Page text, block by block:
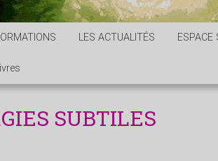
LES ACTUALITÉS ESPACE
SUBTILES